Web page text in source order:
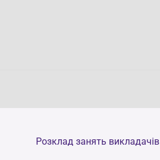
Розклад занять викладачів